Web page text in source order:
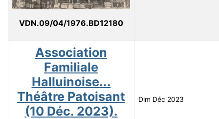
VDN.09/04/1976.BD12180
Association
Familiale
Halluinoise...
Théâtre Patoisant
(10 Déc. 2023).
Dim Déc 2023